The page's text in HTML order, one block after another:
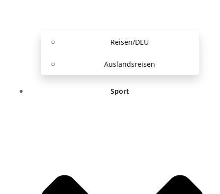
Reisen/DEU
Auslandsreisen
Sport